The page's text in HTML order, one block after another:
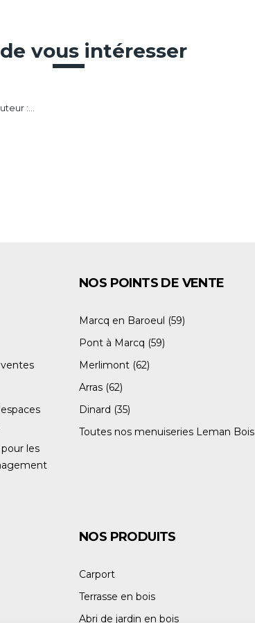
vous intéresser
:...
les
NOS POINTS DE VENTE
Marcq en Baroeul (59)
Pont à Marcq (59)
Merlimont (62)
Arras (62)
Dinard (35)
Toutes nos menuiseries Leman Bois
NOS PRODUITS
Carport
Terrasse en bois
Abri de jardin en bois